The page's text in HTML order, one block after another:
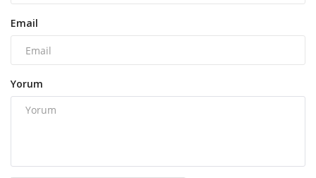
Email
Yorum